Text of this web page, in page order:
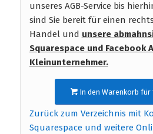
unseres AGB-Service bis
sind Sie bereit für einen
Handel und unsere
Squarespace und Facebook
Kleinunternehmer.
In den Warenkorb
Zurück zum Verzeichnis mit
Squarespace und weitere